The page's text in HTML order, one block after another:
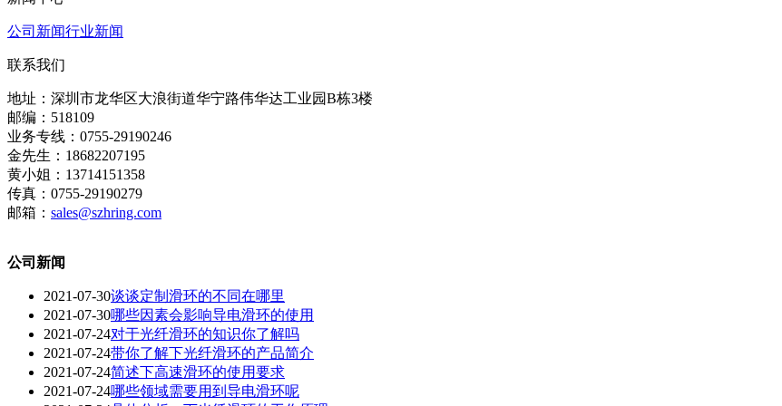
公司新闻行业新闻
联系我们
地址：深圳市龙华区大浪街道华宁路伟华达工业园B栋3楼
邮编：518109
业务专线：0755-29190246
金先生：18682207195
黄小姐：13714151358
传真：0755-29190279
邮箱： sales@szhring.com
公司新闻
2021-07-30谈谈定制滑环的不同在哪里
2021-07-30哪些因素会影响导电滑环的使用
2021-07-24对于光纤滑环的知识你了解吗
2021-07-24带你了解下光纤滑环的产品简介
2021-07-24简述下高速滑环的使用要求
2021-07-24哪些领域需要用到导电滑环呢